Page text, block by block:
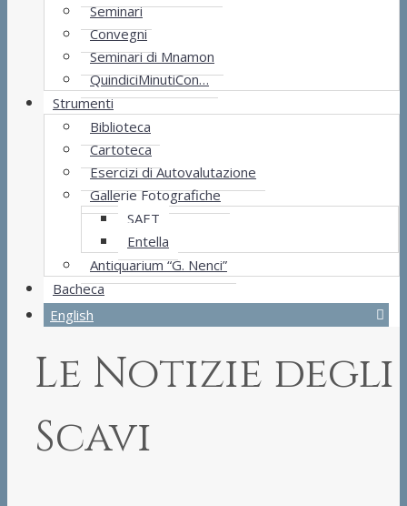
Seminari
Convegni
Seminari di Mnamon
QuindiciMinutiCon…
Strumenti
Biblioteca
Cartoteca
Esercizi di Autovalutazione
Gallerie Fotografiche
SAET
Entella
Antiquarium “G. Nenci”
Bacheca
English
Le Notizie degli
Scavi